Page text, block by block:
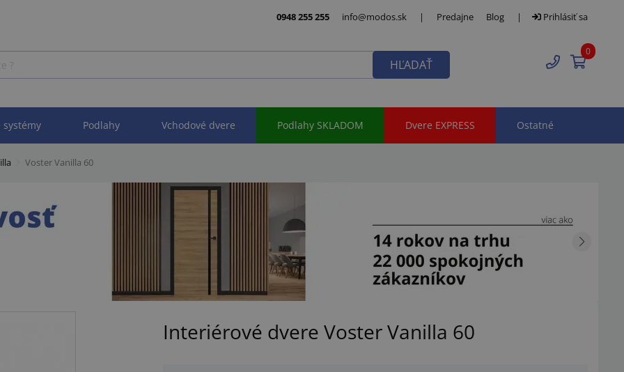
0948 255 255 info@modos.sk | Predajne Blog | Prihlásiť sa
HĽADAŤ
0
systémy Podlahy Vchodové dvere Podlahy SKLADOM Dvere EXPRESS Ostatné
Voster Vanilla 60
Interiérové dvere Voster Vanilla 60